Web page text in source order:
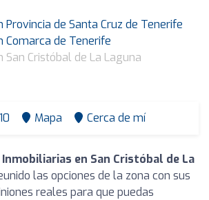
Provincia de Santa Cruz de Tenerife
Comarca de Tenerife
San Cristóbal de La Laguna
Mapa Cerca de mí
Inmobiliarias en San Cristóbal de La
las opciones de la zona con sus
reales para que puedas